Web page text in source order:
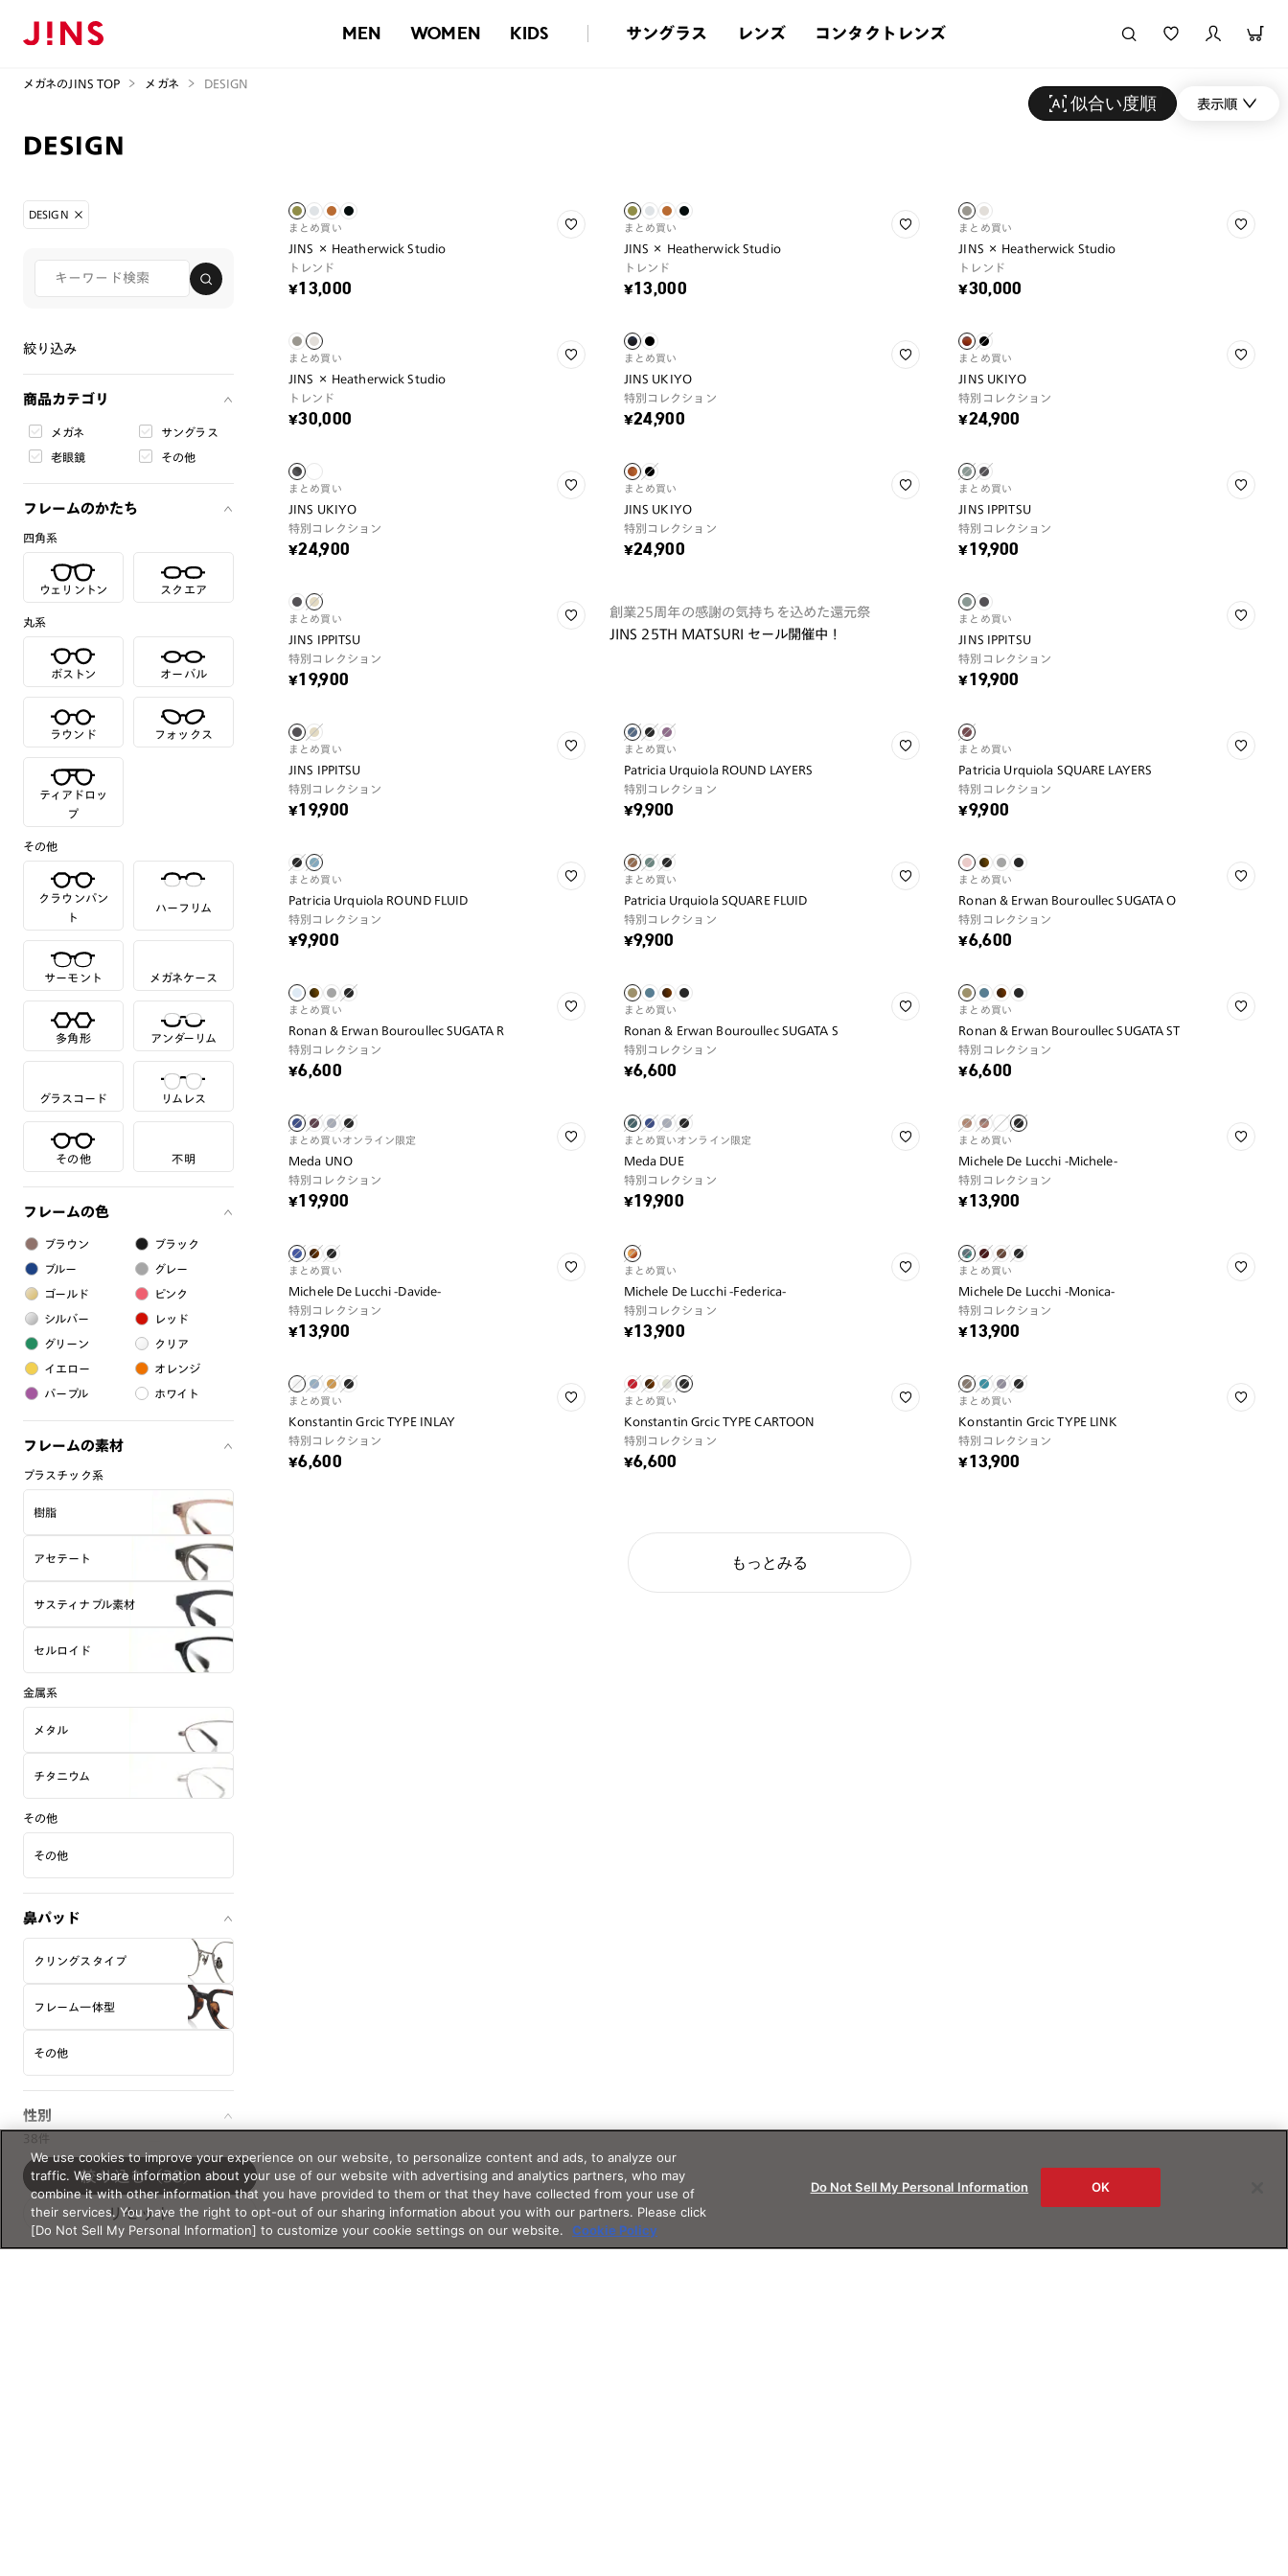
MEN WOMEN KIDS サングラス レンズ コンタクトレンズ
メガネのJINS TOP メガネ DESIGN
DESIGN
似合い度順 表示順
DESIGN
絞り込み
商品カテゴリ
メガネ サングラス
老眼鏡 その他
フレームのかたち
四角系
ウェリントン スクエア
丸系
ボストン オーバル
ラウンド フォックス
ティアドロッ
プ
その他
クラウンパン
ト
ハーフリム
サーモント メガネケース
多角形 アンダーリム
グラスコード リムレス
その他 不明
フレームの色
ブラウン ブラック
ブルー グレー
ゴールド ピンク
シルバー レッド
グリーン クリア
イエロー オレンジ
パープル ホワイト
フレームの素材
プラスチック系
樹脂
アセテート
サスティナブル素材
セルロイド
金属系
メタル
チタニウム
その他
その他
鼻パッド
クリングスタイプ
フレーム一体型
その他
性別
UNISEX OTHER
KIDS&JUNIOR
サイズ
38件
リセット
絞り込む（38）
まとめ買い
JINS × Heatherwick Studio
トレンド
¥13,000
まとめ買い
JINS × Heatherwick Studio
トレンド
¥13,000
まとめ買い
JINS × Heatherwick Studio
トレンド
¥30,000
まとめ買い
JINS × Heatherwick Studio
トレンド
¥30,000
まとめ買い
JINS UKIYO
特別コレクション
¥24,900
まとめ買い
JINS UKIYO
特別コレクション
¥24,900
まとめ買い
JINS UKIYO
特別コレクション
¥24,900
まとめ買い
JINS UKIYO
特別コレクション
¥24,900
まとめ買い
JINS IPPITSU
特別コレクション
¥19,900
まとめ買い
JINS IPPITSU
特別コレクション
¥19,900
創業25周年の感謝の気持ちを込めた還元祭
JINS 25TH MATSURI セール開催中！
まとめ買い
JINS IPPITSU
特別コレクション
¥19,900
まとめ買い
JINS IPPITSU
特別コレクション
¥19,900
まとめ買い
Patricia Urquiola ROUND LAYERS
特別コレクション
¥9,900
まとめ買い
Patricia Urquiola SQUARE LAYERS
特別コレクション
¥9,900
まとめ買い
Patricia Urquiola ROUND FLUID
特別コレクション
¥9,900
まとめ買い
Patricia Urquiola SQUARE FLUID
特別コレクション
¥9,900
まとめ買い
Ronan & Erwan Bouroullec SUGATA O
特別コレクション
¥6,600
まとめ買い
Ronan & Erwan Bouroullec SUGATA R
特別コレクション
¥6,600
まとめ買い
Ronan & Erwan Bouroullec SUGATA S
特別コレクション
¥6,600
まとめ買い
Ronan & Erwan Bouroullec SUGATA ST
特別コレクション
¥6,600
まとめ買いオンライン限定
Meda UNO
特別コレクション
¥19,900
まとめ買いオンライン限定
Meda DUE
特別コレクション
¥19,900
まとめ買い
Michele De Lucchi -Michele-
特別コレクション
¥13,900
まとめ買い
Michele De Lucchi -Davide-
特別コレクション
¥13,900
まとめ買い
Michele De Lucchi -Federica-
特別コレクション
¥13,900
まとめ買い
Michele De Lucchi -Monica-
特別コレクション
¥13,900
まとめ買い
Konstantin Grcic TYPE INLAY
特別コレクション
¥6,600
まとめ買い
Konstantin Grcic TYPE CARTOON
特別コレクション
¥6,600
まとめ買い
Konstantin Grcic TYPE LINK
特別コレクション
¥13,900
もっとみる
We use cookies to improve your experience on our website, to personalize content and ads, to analyze our
traffic. We share information about your use of our website with advertising and analytics partners, who may
combine it with other information that you have provided to them or that they have collected from your use of
their services. You have the right to opt-out of our sharing information about you with our partners. Please click
[Do Not Sell My Personal Information] to customize your cookie settings on our website.
Cookie Policy
Do Not Sell My Personal Information OK